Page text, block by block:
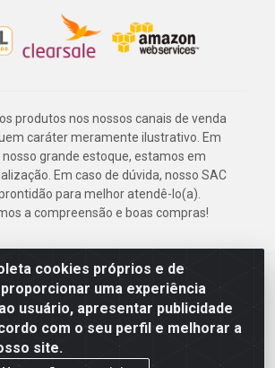
cookies próprios e de
uma experiência
usuário, apresentar publicidade
com o seu perfil e melhorar a
site.
produtos nos nossos canais de venda
caráter meramente ilustrativo. Em
grande estoque, estamos em
Em caso de dúvida, nosso SAC
para melhor atendê-lo(a).
a compreensão e boas compras!
Av. Marechal Mascarenhas de Morais, 2471 -
- CEP 51.150-001 - CNPJ 24.150.377/0003-
57